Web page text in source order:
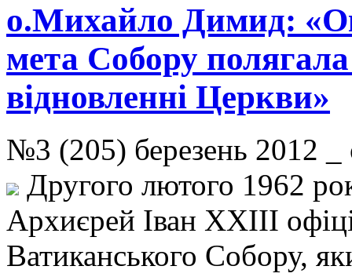
о.Михайло Димид:
мета Собору
відновленні Церкви»
№3 (205) березень
Другого лютого 1962
Архиєрей Іван XXIII
Ватиканського Собору,